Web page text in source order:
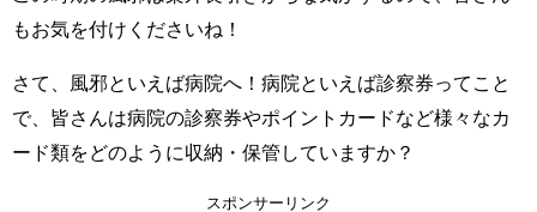
もお気を付けくださいね！
さて、風邪といえば病院へ！病院といえば診察券ってこと
で、皆さんは病院の診察券やポイントカードなど様々なカ
ード類をどのように収納・保管していますか？
スポンサーリンク